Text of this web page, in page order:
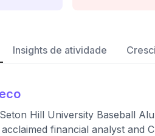
Insights de atividade
Hill University Baseball
financial analyst and